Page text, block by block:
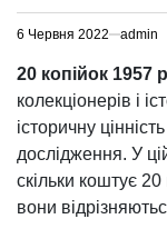
6 Червня 2022 admin
20 копійок 1957
колекціонерів і
історичну
дослідження. У
скільки коштує
вони